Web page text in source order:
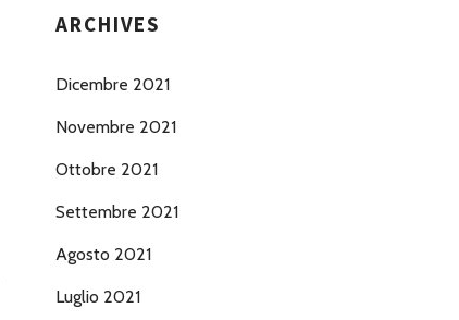
ARCHIVES
Dicembre 2021
Novembre 2021
Ottobre 2021
Settembre 2021
Agosto 2021
Luglio 2021